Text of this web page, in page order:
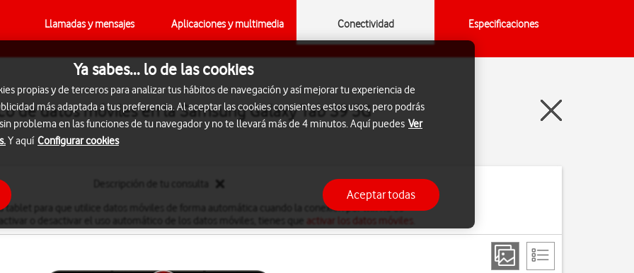
Llamadas y mensajes Aplicaciones y multimedia Conectividad Especificaciones
de datos móviles en la Samsung Galaxy Tab S9 5G
tablet para que utilice datos móviles de forma automática cuando la conexión por wifi no es
activar los datos móviles
Ya sabes... lo de las cookies
propias y de terceros para analizar tus hábitos de navegación y así mejorar tu experiencia de
más adaptada a tus preferencia. Al aceptar las cookies consientes estos usos, pero podrás
problema en las funciones de tu navegador y no te llevará más de 4 minutos. Aquí puedes Ver
Y aquí Configurar cookies
Aceptar todas